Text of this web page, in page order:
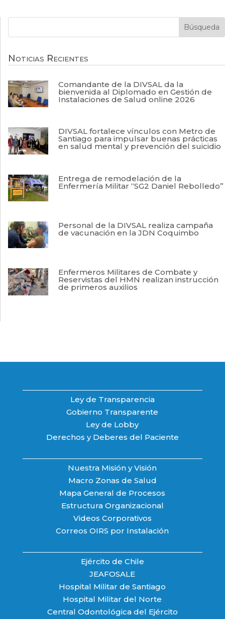
Noticias Recientes
Comandante de la DIVSAL da la
bienvenida al Diplomado en Gestión de
Instalaciones de Salud online 2026
DIVSAL fortalece vínculos con Metro de
Santiago para impulsar buenas prácticas
en salud mental y prevención del suicidio
Entrega de remodelación de la
Enfermería Militar “SG2 Daniel Rebolledo”
Personal de la DIVSAL realiza campaña
de vacunación en la JDN Coquimbo
Enfermeros Militares de Combate y
Reservistas del HMN realizan instrucción
de primeros auxilios
Ley de Transparencia
Gobierno Transparente
Ley de Lobby
Derechos y Deberes del Paciente
Nuestra Misión y Visión
Macro Zonas de Salud
Mapa General de Procesos
Estructura Organizacional
Videos Corporativos
Correos OIRS por Instalación
Ejército de Chile
JEAFOSALE
Hospital Militar de Santiago
Hospital Militar del Norte
Central Odontológica del Ejército